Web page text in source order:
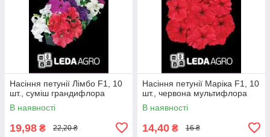
Насіння петунії Лімбо F1, 10
шт., суміш грандифлора
В наявності
19,98 ₴ 22,20 ₴
Насіння петунії Маріка F1, 10
шт., червона мультифлора
В наявності
14,40 ₴ 16 ₴